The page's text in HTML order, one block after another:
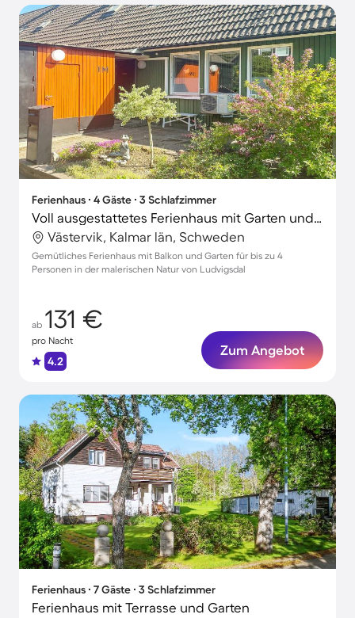
Ferienhaus ∙ 4 Gäste ∙ 3 Schlafzimmer
Voll ausgestattetes Ferienhaus mit Garten und Grill
Västervik, Kalmar län, Schweden
Gemütliches Ferienhaus mit Balkon und Garten für bis zu 4
Personen in der malerischen Natur von Ludvigsdal
ab 131 €
pro Nacht
4.2
Zum Angebot
Ferienhaus ∙ 7 Gäste ∙ 3 Schlafzimmer
Ferienhaus mit Terrasse und Garten